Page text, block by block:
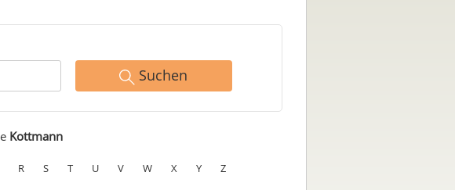
Suchen
Kottmann
R S T U V W X Y Z